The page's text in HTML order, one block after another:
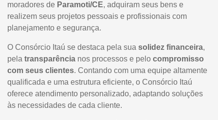
moradores de Paramoti/CE, adquiram seus bens e
realizem seus projetos pessoais e profissionais com
planejamento e segurança.
O Consórcio Itaú se destaca pela sua solidez financeira,
pela transparência nos processos e pelo compromisso
com seus clientes. Contando com uma equipe altamente
qualificada e uma estrutura eficiente, o Consórcio Itaú
oferece atendimento personalizado, adaptando soluções
às necessidades de cada cliente.